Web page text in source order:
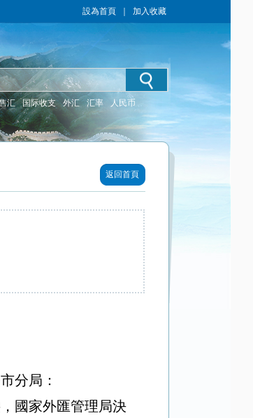
設為首頁 加入收藏
汇 国际收支 外汇 汇率 人民币
返回首頁
分局：
國家外匯管理局決